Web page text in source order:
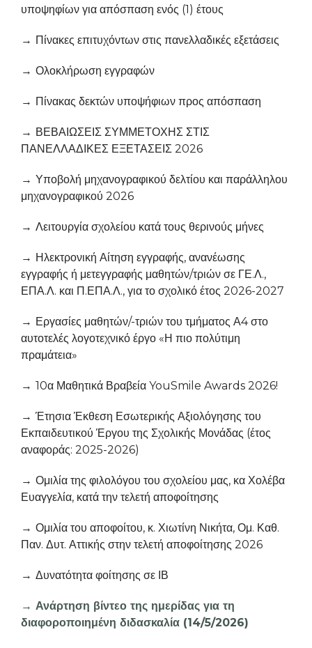
υποψηφίων για απόσπαση ενός (1) έτους
Πίνακες επιτυχόντων στις πανελλαδικές εξετάσεις
Ολοκλήρωση εγγραφών
Πίνακας δεκτών υποψήφιων προς απόσπαση
ΒΕΒΑΙΩΣΕΙΣ ΣΥΜΜΕΤΟΧΗΣ ΣΤΙΣ
ΠΑΝΕΛΛΑΔΙΚΕΣ ΕΞΕΤΑΣΕΙΣ 2026
Υποβολή μηχανογραφικού δελτίου και παράλληλου
μηχανογραφικού 2026
Λειτουργία σχολείου κατά τους θερινούς μήνες
Ηλεκτρονική Αίτηση εγγραφής, ανανέωσης
εγγραφής ή μετεγγραφής μαθητών/τριών σε ΓΕ.Λ.,
ΕΠΑ.Λ. και Π.ΕΠΑ.Λ., για το σχολικό έτος 2026-2027
Εργασίες μαθητών/-τριών του τμήματος Α4 στο
αυτοτελές λογοτεχνικό έργο «Η πιο πολύτιμη
πραμάτεια»
10α Μαθητικά Βραβεία YouSmile Awards 2026!
Έτησια Έκθεση Εσωτερικής Αξιολόγησης του
Εκπαιδευτικού Έργου της Σχολικής Μονάδας (έτος
αναφοράς: 2025-2026)
Ομιλία της φιλολόγου του σχολείου μας, κα Χολέβα
Ευαγγελία, κατά την τελετή αποφοίτησης
Ομιλία του αποφοίτου, κ. Χιωτίνη Νικήτα, Ομ. Καθ.
Παν. Δυτ. Αττικής στην τελετή αποφοίτησης 2026
Δυνατότητα φοίτησης σε ΙΒ
Ανάρτηση βίντεο της ημερίδας για τη
διαφοροποιημένη διδασκαλία (14/5/2026)